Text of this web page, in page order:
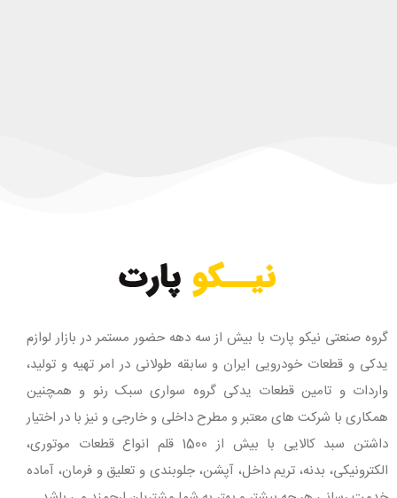
گروه صنعتی نیکو پارت با بیش از سه دهه حضور مستمر در بازار لوازم
یدکی و قطعات خودرویی ایران و سابقه طولانی در امر تهیه و تولید،
واردات و تامین قطعات یدکی گروه سواری سبک رنو و همچنین
همکاری با شرکت های معتبر و مطرح داخلی و خارجی و نیز با در اختیار
داشتن سبد کالایی با بیش از 1500 قلم انواع قطعات موتوری،
الکترونیکی، بدنه، تریم داخل، آپشن، جلوبندی و تعلیق و فرمان، آماده